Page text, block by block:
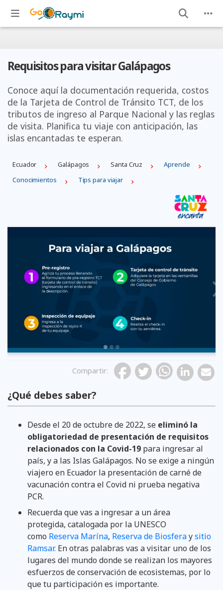
Requisitos para visitar Galápagos
Conoce aquí la documentación requerida, costos
de la Tarjeta de Control de Tránsito TCT, de los
tributos de ingreso al Parque Nacional y las reglas
de visita. Planifica tu viaje con anticipación, las
islas encantadas te esperan.
Ecuador Galápagos Santa Cruz
Aprende
Conocimientos
Tips para viajar
Previous
Compartir:
¿Qué debes saber?
Desde el 20 de octubre de 2022, se eliminó la
obligatoriedad de presentación de requisitos
relacionados con la Covid-19 para ingresar al
país, y a las Islas Galápagos. No se exige a ningún
viajero en Ecuador la presentación de carné de
vacunación contra el Covid ni prueba negativa
PCR.
Recuerda que vas a ingresar a un área
protegida, catalogada por la UNESCO
como Reserva Marína, Reserva de Biosferaysitio
Ramsar. En otras palabras vas a visitar uno de los
lugares del mundo donde se realizan los mayores
esfuerzos de conservación de ecosistemas, por lo
que tu participación es importante.